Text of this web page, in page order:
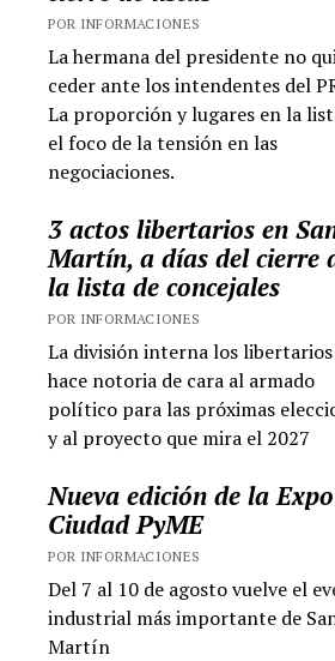
POR INFORMACIONES
La hermana del presidente no
ceder ante los intendentes del
La proporción y lugares en la
el foco de la tensión en las
negociaciones.
3 actos libertarios en
Martín, a días del cierre
la lista de concejales
POR INFORMACIONES
La división interna los libertarios
hace notoria de cara al armado
político para las próximas
y al proyecto que mira el 2027
Nueva edición de la Expo
Ciudad PyME
POR INFORMACIONES
Del 7 al 10 de agosto vuelve el
industrial más importante de
Martín